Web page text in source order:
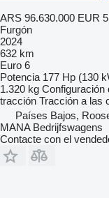
ARS 96.630.000 EUR
Furgón
2024
632 km
Euro 6
Potencia 177 Hp (130
1.320 kg Configuración
tracción Tracción a las
Países Bajos,
MANA Bedrijfswagens
Contacte con el